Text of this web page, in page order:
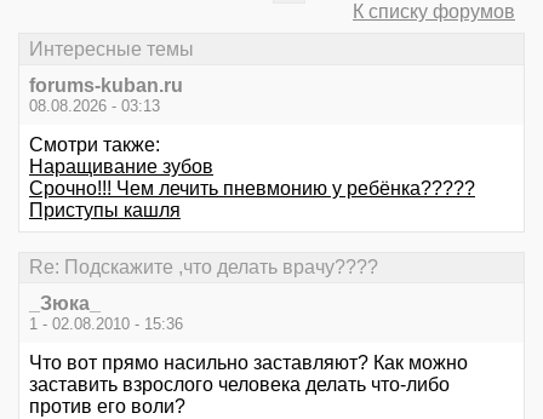
К списку форумов
Интересные темы
forums-kuban.ru
08.08.2026 - 03:13
Смотри также:
Наращивание зубов
Срочно!!! Чем лечить пневмонию у ребёнка?????
Приступы кашля
Re: Подскажите ,что делать врачу????
_Зюка_
1 - 02.08.2010 - 15:36
Что вот прямо насильно заставляют? Как можно
заставить взрослого человека делать что-либо
против его воли?